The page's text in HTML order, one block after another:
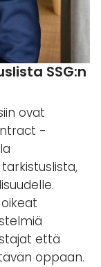
SSG:n
ovat
-
että
oppaan.